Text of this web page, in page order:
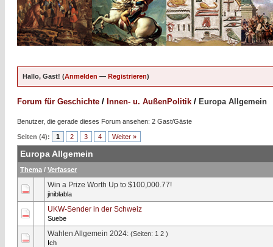
Hallo, Gast! (Anmelden — Registrieren)
Forum für Geschichte / Innen- u. AußenPolitik / Europa Allgemein
Benutzer, die gerade dieses Forum ansehen: 2 Gast/Gäste
Seiten (4): 1 2 3 4 Weiter »
Europa Allgemein
Thema / Verfasser
Win a Prize Worth Up to $100,000.77!
jiniblabla
0 Bewertung(en) - 0 von 5 durchschnittlich
12345
UKW-Sender in der Schweiz
Suebe
0 Bewertung(en) - 0 von 5 durchschnittlich
Wahlen Allgemein 2024: (Seiten: 1 2 )
Ich
0 Bewertung(en) - 0 von 5 durchschnittlich
12 345